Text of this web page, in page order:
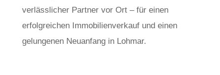
verlässlicher Partner vor Ort – für einen
erfolgreichen Immobilienverkauf und einen
gelungenen Neuanfang in Lohmar.